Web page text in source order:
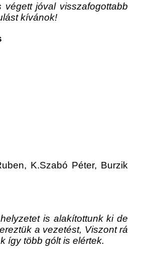
jóval visszafogottabb
kívánok!
K.Szabó Péter, Burzik
is alakítottunk ki de
a vezetést, Viszont rá
így több gólt is elértek.